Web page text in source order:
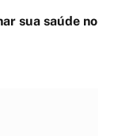
sua saúde no